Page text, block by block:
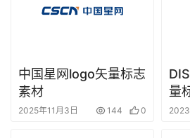
中国星网logo矢量标志
素材
2025年11月3日 144 0
量